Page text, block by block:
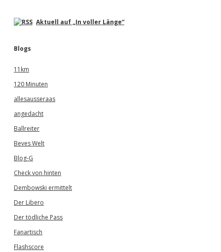
Aktuell auf „In voller Länge“
Blogs
11km
120 Minuten
allesausseraas
angedacht
Ballreiter
Beves Welt
Blog-G
Check von hinten
Dembowski ermittelt
Der Libero
Der tödliche Pass
Fanartisch
Flashscore